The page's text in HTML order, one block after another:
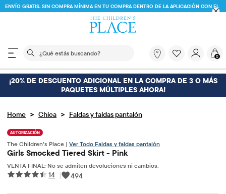
ENVÍO GRATIS. SIN COMPRA MÍNIMA EN TU COMPRA DENTRO DE LA APLICACIÓN CON EL
FREESHIPDESCARGAR AHORA
El siguiente campo de búsqueda filtra las
buscando?
0
¡20% DE DESCUENTO ADICIONAL EN LA COMPRA DE 3 O MÁS
PAQUETES MÚLTIPLES AHORA!
Home > Chica > Faldas y faldas pantalón
AUTORIZACIÓN
The Children’s Place | Ver Todo Faldas y faldas pantalón
Girls Smocked Tiered Skirt - Pink
VENTA FINAL: No se admiten devoluciones ni cambios.
14 | 494